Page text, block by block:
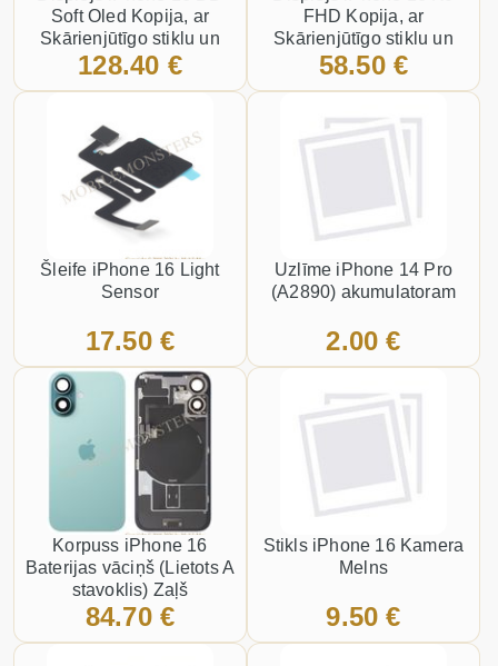
Soft Oled Kopija, ar
Skārienjūtīgo stiklu un
apkart ramiti Melns
128.40 €
FHD Kopija, ar
Skārienjūtīgo stiklu un
apkart ramiti Melns
58.50 €
Šleife iPhone 16 Light
Sensor
17.50 €
Uzlīme iPhone 14 Pro
(A2890) akumulatoram
2.00 €
Korpuss iPhone 16
Baterijas vāciņš (Lietots A
stavoklis) Zaļš
84.70 €
Stikls iPhone 16 Kamera
Melns
9.50 €